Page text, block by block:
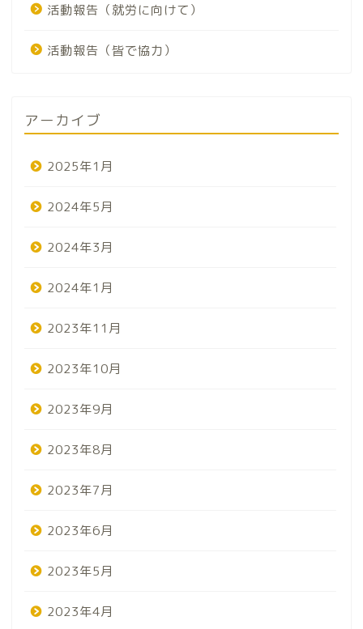
活動報告（就労に向けて）
活動報告（皆で協力）
アーカイブ
2025年1月
2024年5月
2024年3月
2024年1月
2023年11月
2023年10月
2023年9月
2023年8月
2023年7月
2023年6月
2023年5月
2023年4月